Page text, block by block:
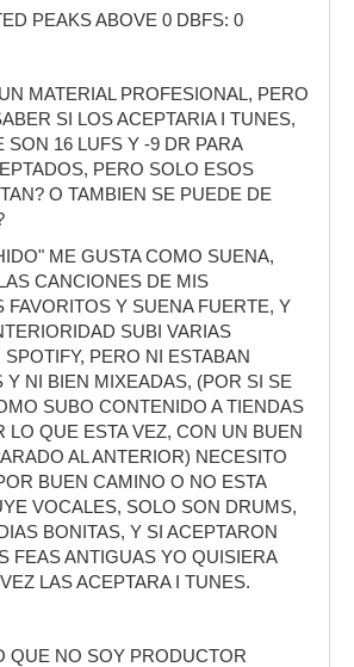
PEAKS ABOVE 0 DBFS: 0
MATERIAL PROFESIONAL, PERO
SI LOS ACEPTARIA I TUNES,
SON 16 LUFS Y -9 DR PARA
PERO SOLO ESOS
O TAMBIEN SE PUEDE DE
ME GUSTA COMO SUENA,
CANCIONES DE MIS
FAVORITOS Y SUENA FUERTE, Y
SUBI VARIAS
PERO NI ESTABAN
Y NI BIEN MIXEADAS, (POR SI SE
SUBO CONTENIDO A TIENDAS
LO QUE ESTA VEZ, CON UN BUEN
AL ANTERIOR) NECESITO
BUEN CAMINO O NO ESTA
VOCALES, SOLO SON DRUMS,
BONITAS, Y SI ACEPTARON
FEAS ANTIGUAS YO QUISIERA
LAS ACEPTARA I TUNES.
QUE NO SOY PRODUCTOR